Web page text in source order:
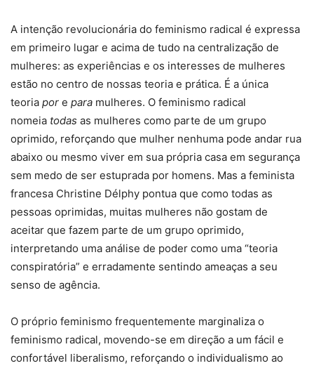
A intenção revolucionária do feminismo radical é expressa
em primeiro lugar e acima de tudo na centralização de
mulheres: as experiências e os interesses de mulheres
estão no centro de nossas teoria e prática. É a única
teoria por e para mulheres. O feminismo radical
nomeia todas as mulheres como parte de um grupo
oprimido, reforçando que mulher nenhuma pode andar rua
abaixo ou mesmo viver em sua própria casa em segurança
sem medo de ser estuprada por homens. Mas a feminista
francesa Christine Délphy pontua que como todas as
pessoas oprimidas, muitas mulheres não gostam de
aceitar que fazem parte de um grupo oprimido,
interpretando uma análise de poder como uma “teoria
conspiratória” e erradamente sentindo ameaças a seu
senso de agência.
O próprio feminismo frequentemente marginaliza o
feminismo radical, movendo-se em direção a um fácil e
confortável liberalismo, reforçando o individualismo ao